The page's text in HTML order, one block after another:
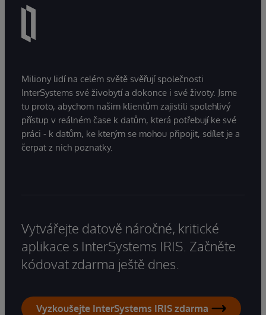
Miliony lidí na celém světě svěřují společnosti
InterSystems své živobytí a dokonce i své životy. Jsme
tu proto, abychom našim klientům zajistili spolehlivý
přístup v reálném čase k datům, která potřebují ke své
práci - k datům, ke kterým se mohou připojit, sdílet je a
čerpat z nich poznatky.
Vytvářejte datově náročné, kritické
aplikace s InterSystems IRIS. Začněte
kódovat zdarma ještě dnes.
Vyzkoušejte InterSystems IRIS zdarma